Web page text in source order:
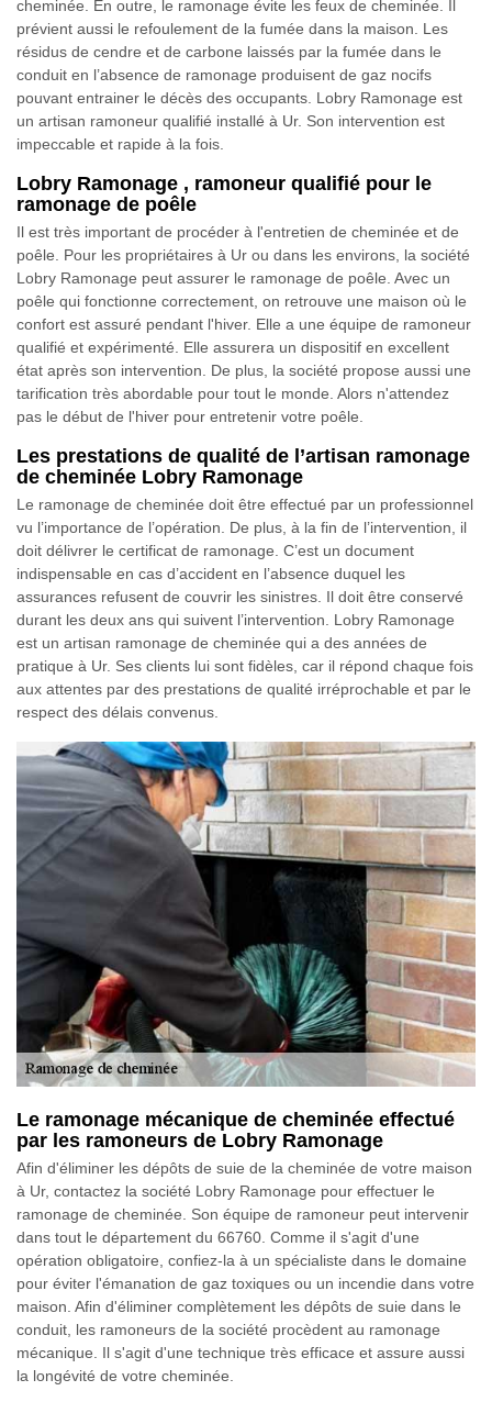
cheminée. En outre, le ramonage évite les feux de cheminée. Il
prévient aussi le refoulement de la fumée dans la maison. Les
résidus de cendre et de carbone laissés par la fumée dans le
conduit en l’absence de ramonage produisent de gaz nocifs
pouvant entrainer le décès des occupants. Lobry Ramonage est
un artisan ramoneur qualifié installé à Ur. Son intervention est
impeccable et rapide à la fois.
Lobry Ramonage , ramoneur qualifié pour le
ramonage de poêle
Il est très important de procéder à l'entretien de cheminée et de
poêle. Pour les propriétaires à Ur ou dans les environs, la société
Lobry Ramonage peut assurer le ramonage de poêle. Avec un
poêle qui fonctionne correctement, on retrouve une maison où le
confort est assuré pendant l'hiver. Elle a une équipe de ramoneur
qualifié et expérimenté. Elle assurera un dispositif en excellent
état après son intervention. De plus, la société propose aussi une
tarification très abordable pour tout le monde. Alors n'attendez
pas le début de l'hiver pour entretenir votre poêle.
Les prestations de qualité de l’artisan ramonage
de cheminée Lobry Ramonage
Le ramonage de cheminée doit être effectué par un professionnel
vu l’importance de l’opération. De plus, à la fin de l’intervention, il
doit délivrer le certificat de ramonage. C’est un document
indispensable en cas d’accident en l’absence duquel les
assurances refusent de couvrir les sinistres. Il doit être conservé
durant les deux ans qui suivent l’intervention. Lobry Ramonage
est un artisan ramonage de cheminée qui a des années de
pratique à Ur. Ses clients lui sont fidèles, car il répond chaque fois
aux attentes par des prestations de qualité irréprochable et par le
respect des délais convenus.
Le ramonage mécanique de cheminée effectué
par les ramoneurs de Lobry Ramonage
Afin d'éliminer les dépôts de suie de la cheminée de votre maison
à Ur, contactez la société Lobry Ramonage pour effectuer le
ramonage de cheminée. Son équipe de ramoneur peut intervenir
dans tout le département du 66760. Comme il s'agit d'une
opération obligatoire, confiez-la à un spécialiste dans le domaine
pour éviter l'émanation de gaz toxiques ou un incendie dans votre
maison. Afin d'éliminer complètement les dépôts de suie dans le
conduit, les ramoneurs de la société procèdent au ramonage
mécanique. Il s'agit d'une technique très efficace et assure aussi
la longévité de votre cheminée.